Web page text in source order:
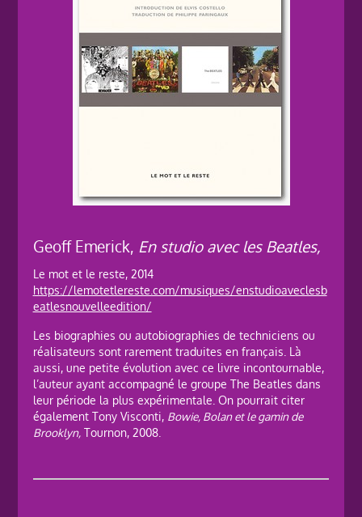
Geoff Emerick, En studio avec les Beatles,
Le mot et le reste, 2014
https://lemotetlereste.com/musiques/enstudioaveclesb
eatlesnouvelleedition/
Les biographies ou autobiographies de techniciens ou
réalisateurs sont rarement traduites en français. Là
aussi, une petite évolution avec ce livre incontournable,
l’auteur ayant accompagné le groupe The Beatles dans
leur période la plus expérimentale. On pourrait citer
également Tony Visconti, Bowie, Bolan et le gamin de
Brooklyn,Tournon, 2008.